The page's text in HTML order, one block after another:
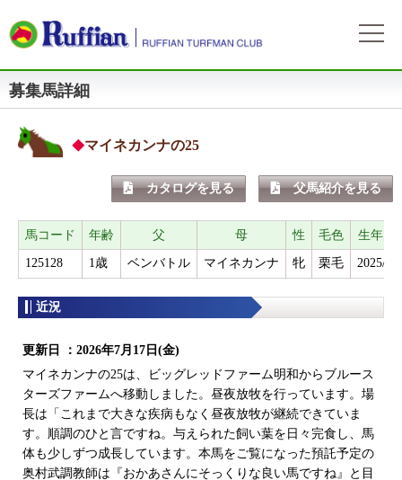
募集馬詳細
マイネカンナの25
カタログを見る 父馬紹介を見る
馬コード 年齢 父 母 性 毛色 生年月
125128 1歳 ベンバトル マイネカンナ 牝 栗毛 2025/4/
近況
更新日 ： 2026年7月17日(金)
マイネカンナの25は、ビッグレッドファーム明和からブルース
ターズファームへ移動しました。昼夜放牧を行っています。場
長は「これまで大きな疾病もなく昼夜放牧が継続できていま
す。順調のひと言ですね。与えられた飼い葉を日々完食し、馬
体も少しずつ成長しています。本馬をご覧になった預託予定の
奥村武調教師は『おかあさんにそっくりな良い馬ですね』と目
会員サービスとイベント
お申込方法
費用と分配等
クラブ規約
募集馬ラインナップ
募集馬情報一覧
出走情報
出走確定
出走結果
所属馬情報
所属馬一覧
リンク集
リンク集
よくある質問
プライバシーポリシー
サイトマップ
ログイン
自動ログイン パスワードをお忘れの方